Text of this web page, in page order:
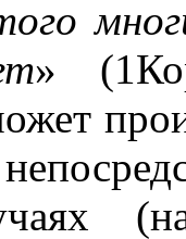
» (